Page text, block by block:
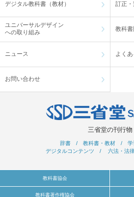
デジタル教科書（教材） 訂正
ユニバーサルデザイン
への取り組み
教科
ニュース よく
お問い合わせ
三省堂の刊行物
辞書 / 教科書・教材 / 学
デジタルコンテンツ / 六法・法
教科書協会
教科書著作権協会